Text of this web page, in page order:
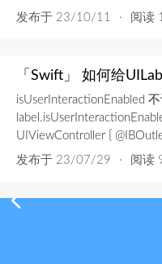
发布于 23/10/11 · 阅读
「Swift」 如何给
isUserInteractionEnabled
UIViewController { @IBOutlet weak var label: UILabel! override
func viewDidLoad() { ...
发布于 23/07/29 · 阅读